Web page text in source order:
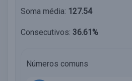
Soma média: 127.54
Consecutivos: 36.61%
Números comuns